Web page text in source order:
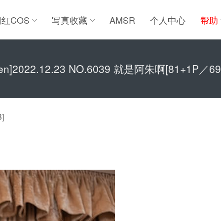
COS 写真收藏 AMSR 个人中心 帮助
NO.6039 就是阿朱啊[81+1P／